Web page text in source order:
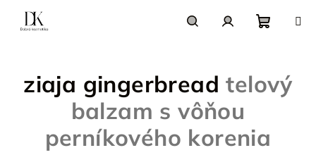
obsah
košík
ziaja gingerbreadtelový
balzam s vôňou
perníkového korenia